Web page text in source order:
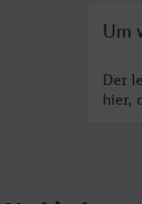
Um
Der
hier,